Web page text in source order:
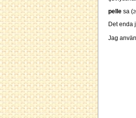
pelle sa (
Det enda
Jag